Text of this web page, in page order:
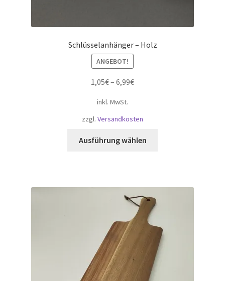
Schlüsselanhänger – Holz
ANGEBOT!
1,05€– 6,99€
inkl. MwSt.
zzgl. Versandkosten
Ausführung wählen
Varianten
können
auf
der